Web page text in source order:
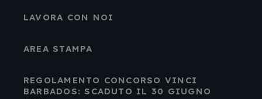
LAVORA CON NOI
AREA STAMPA
REGOLAMENTO CONCORSO VINCI
BARBADOS: SCADUTO IL 30 GIUGNO